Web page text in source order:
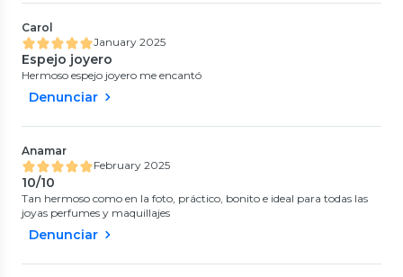
Carol
January 2025
Espejo joyero
Hermoso espejo joyero me encantó
Denunciar
Anamar
February 2025
10/10
Tan hermoso como en la foto, práctico, bonito e ideal para todas las
joyas perfumes y maquillajes
Denunciar